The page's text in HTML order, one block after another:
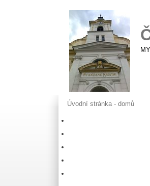
Úvodní stránka - domů